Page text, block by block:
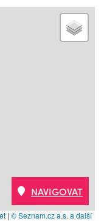
| © Seznam.cz a.s. a další
NAVIGOVAT